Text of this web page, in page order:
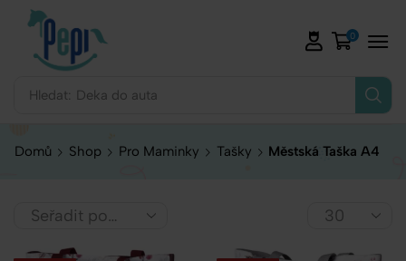
Hledat: Deka do auta
0
Domů Shop Pro Maminky Tašky Městská Taška A4